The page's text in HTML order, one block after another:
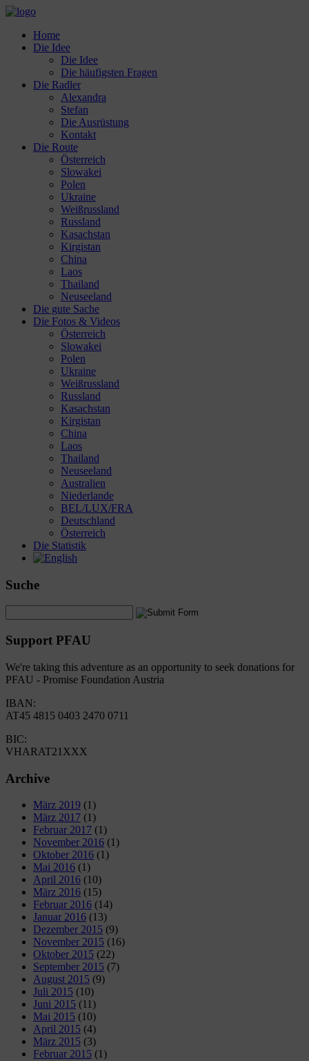
Home
Die Idee
Die Idee
Die häufigsten Fragen
Die Radler
Alexandra
Stefan
Die Ausrüstung
Kontakt
Die Route
Österreich
Slowakei
Polen
Ukraine
Weißrussland
Russland
Kasachstan
Kirgistan
China
Laos
Thailand
Neuseeland
Die gute Sache
Die Fotos & Videos
Österreich
Slowakei
Polen
Ukraine
Weißrussland
Russland
Kasachstan
Kirgistan
China
Laos
Thailand
Neuseeland
Australien
Niederlande
BEL/LUX/FRA
Deutschland
Österreich
Die Statistik
Suche
Support PFAU
We're taking this adventure as an opportunity to seek donations for
PFAU - Promise Foundation Austria
IBAN:
AT45 4815 0403 2470 0711
BIC:
VHARAT21XXX
Archive
März 2019 (1)
März 2017 (1)
Februar 2017 (1)
November 2016 (1)
Oktober 2016 (1)
Mai 2016 (1)
April 2016 (10)
März 2016 (15)
Februar 2016 (14)
Januar 2016 (13)
Dezember 2015 (9)
November 2015 (16)
Oktober 2015 (22)
September 2015 (7)
August 2015 (9)
Juli 2015 (10)
Juni 2015 (11)
Mai 2015 (10)
April 2015 (4)
März 2015 (3)
Februar 2015 (1)